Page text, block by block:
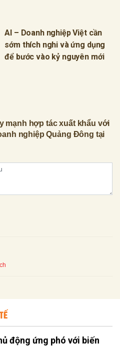
AI – Doanh nghiệp Việt cần
sớm thích nghi và ứng dụng
để bước vào kỷ nguyên mới
mạnh hợp tác xuất khẩu với
nghiệp Quảng Đông tại
động ứng phó với biến